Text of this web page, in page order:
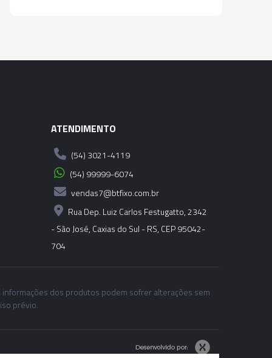
ATENDIMENTO
(54) 3021-4119
(54) 99999-6074
vendas7@btfixo.com.br
Rua Dep. Luiz Carlos Festugatto, 2342
- São José, Caxias do Sul - RS, CEP 95042-
704
informações dos produtos podem sofrer alterações sem
prévio.